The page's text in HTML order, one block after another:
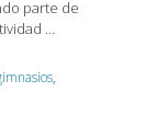
parte de
…
,